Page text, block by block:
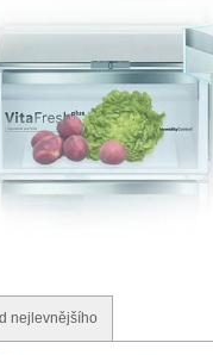
nejlevnějšího